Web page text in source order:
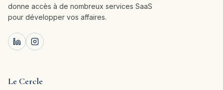
donne accès à de nombreux services SaaS
pour développer vos affaires.
Le Cercle